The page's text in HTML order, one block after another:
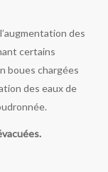
des
certains
boues chargées
des eaux de